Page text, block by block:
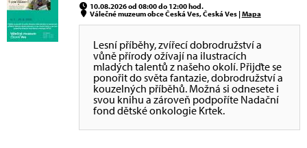
10.08.2026 od 08:00 do 12:00 hod.
Válečné muzeum obce Česká Ves, Česká Ves |Mapa
Lesní příběhy, zvířecí dobrodružství a
vůně přírody ožívají na ilustracích
mladých talentů z našeho okolí. Přijďte se
ponořit do světa fantazie, dobrodružství a
kouzelných příběhů. Možná si odnesete i
svou knihu a zároveň podpoříte Nadační
fond dětské onkologie Krtek.